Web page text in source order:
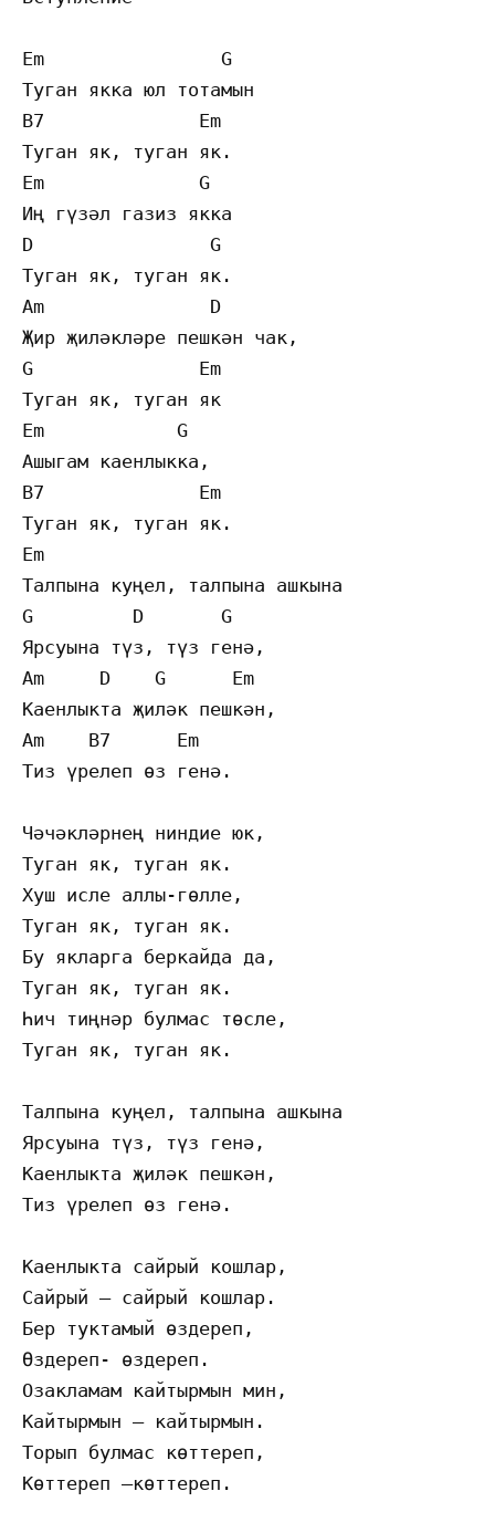
Em                G
Туган якка юл тотамын
B7              Em
Туган як, туган як.
Em              G
Иң гүзәл газиз якка
D                G
Туган як, туган як.
Am               D
Җир җиләкләре пешкән чак,
G               Em
Туган як, туган як
Em            G
Ашыгам каенлыкка,
B7              Em
Туган як, туган як.
Em
Талпына куңел, талпына ашкына
G         D       G
Ярсуына түз, түз генә,
Am     D    G      Em
Каенлыкта җиләк пешкән,
Am    B7      Em
Тиз үрелеп өз генә.
Чәчәкләрнең ниндие юк,
Туган як, туган як.
Хуш исле аллы-гөлле,
Туган як, туган як.
Бу якларга беркайда да,
Туган як, туган як.
Һич тиңнәр булмас төсле,
Туган як, туган як.
Талпына куңел, талпына ашкына
Ярсуына түз, түз генә,
Каенлыкта җиләк пешкән,
Тиз үрелеп өз генә.
Каенлыкта сайрый кошлар,
Сайрый – сайрый кошлар.
Бер туктамый өздереп,
Өздереп- өздереп.
Озакламам кайтырмын мин,
Кайтырмын – кайтырмын.
Торып булмас көттереп,
Көттереп –көттереп.